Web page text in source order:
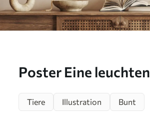
Poster Eine
Tiere Illustration Bunt